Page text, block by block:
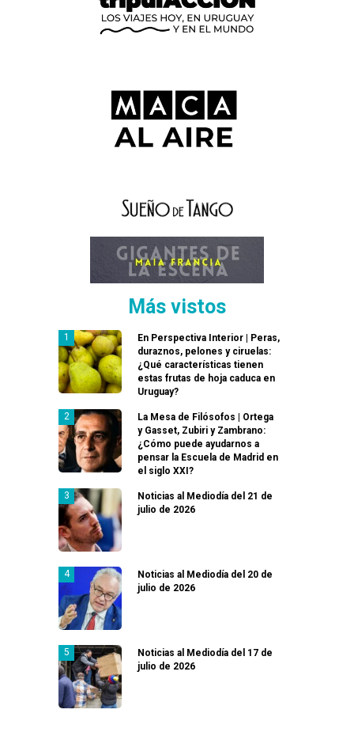
Más vistos
En Perspectiva Interior | Peras,
duraznos, pelones y ciruelas:
¿Qué características tienen
estas frutas de hoja caduca en
Uruguay?
La Mesa de Filósofos | Ortega
y Gasset, Zubiri y Zambrano:
¿Cómo puede ayudarnos a
pensar la Escuela de Madrid en
el siglo XXI?
Noticias al Mediodía del 21 de
julio de 2026
Noticias al Mediodía del 20 de
julio de 2026
Noticias al Mediodía del 17 de
julio de 2026